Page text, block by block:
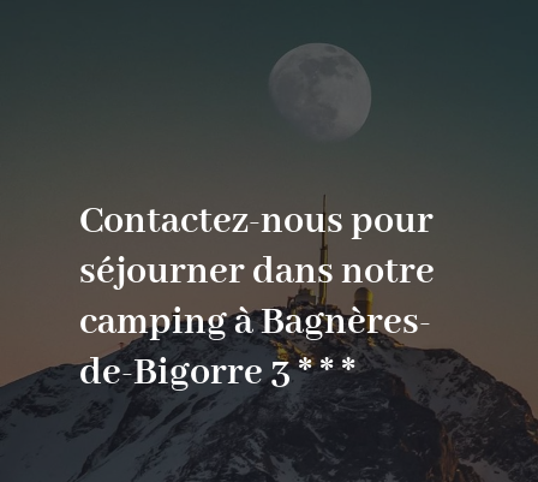
Contactez-nous pour
séjourner dans notre
camping à Bagnères-
de-Bigorre 3 * * *